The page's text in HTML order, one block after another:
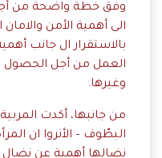
وفق خطة واضحة من
الى أهمية الأمن
بالاستقرار ال جانب
العمل من أجل الحصول
وغيرها.
من جانبها، أكدت
البطّوف – الأنروا ان
نضالها أهمية عن نضال